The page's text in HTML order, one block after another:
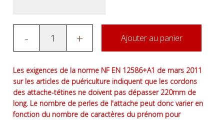
- + Ajouter au panier
Les exigences de la norme NF EN 12586+A1 de mars 2011
sur les articles de puériculture indiquent que les cordons
des attache-tétines ne doivent pas dépasser 220mm de
long. Le nombre de perles de l'attache peut donc varier en
fonction du nombre de caractères du prénom pour